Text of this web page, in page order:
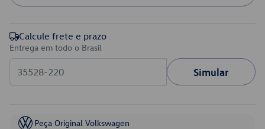
Calcule frete e prazo
Entrega em todo o Brasil
Simular
Peça Original Volkswagen